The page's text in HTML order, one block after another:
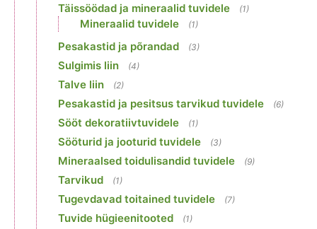
Täissöödad ja mineraalid tuvidele (1)
Mineraalid tuvidele (1)
Pesakastid ja põrandad (3)
Sulgimis liin (4)
Talve liin (2)
Pesakastid ja pesitsus tarvikud tuvidele (6)
Sööt dekoratiivtuvidele (1)
Sööturid ja jooturid tuvidele (3)
Mineraalsed toidulisandid tuvidele (9)
Tarvikud (1)
Tugevdavad toitained tuvidele (7)
Tuvide hügieenitooted (1)